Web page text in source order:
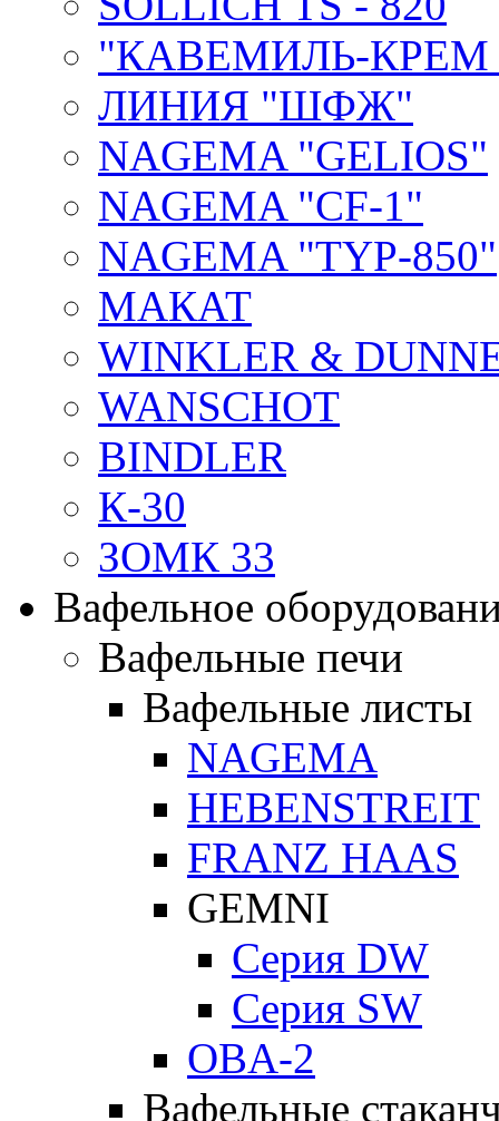
"КАВЕМИЛЬ-КРЕМ
ЛИНИЯ "ШФЖ"
NAGEMA "GELIOS"
NAGEMA "CF-1"
NAGEMA "TYP-850"
МАКАТ
WINKLER &
WANSCHOT
BINDLER
К-30
ЗОМК 33
Вафельное
Вафельные печи
Вафельные листы
NAGEMA
HEBENSTREIT
FRANZ HAAS
GEMNI
Серия DW
Серия SW
OBA-2
Вафельные